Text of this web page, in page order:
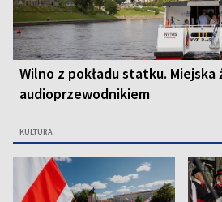
Wilno z pokładu statku. Miejska
audioprzewodnikiem
KULTURA